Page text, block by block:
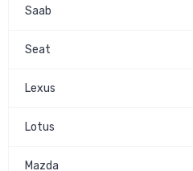
Saab
Seat
Lexus
Lotus
Mazda